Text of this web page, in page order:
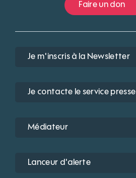
Faire un don
Je m'inscris à la Newsletter
Je contacte le service presse
Médiateur
Lanceur d'alerte